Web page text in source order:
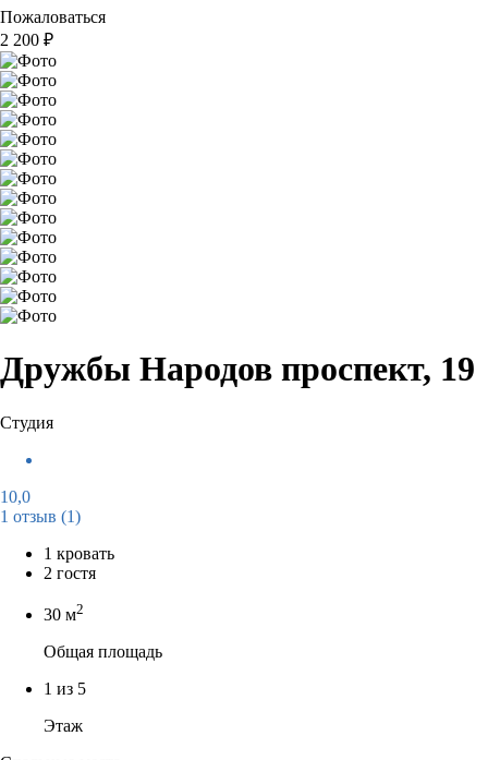
Пожаловаться
2 200 ₽
Дружбы Народов проспект, 19
Студия
10,0
1 отзыв (1)
1 кровать
2 гостя
30 м2
Общая площадь
1 из 5
Этаж